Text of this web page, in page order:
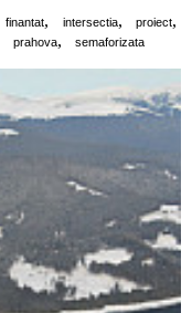
finantat, intersectia, proiect,
prahova, semaforizata